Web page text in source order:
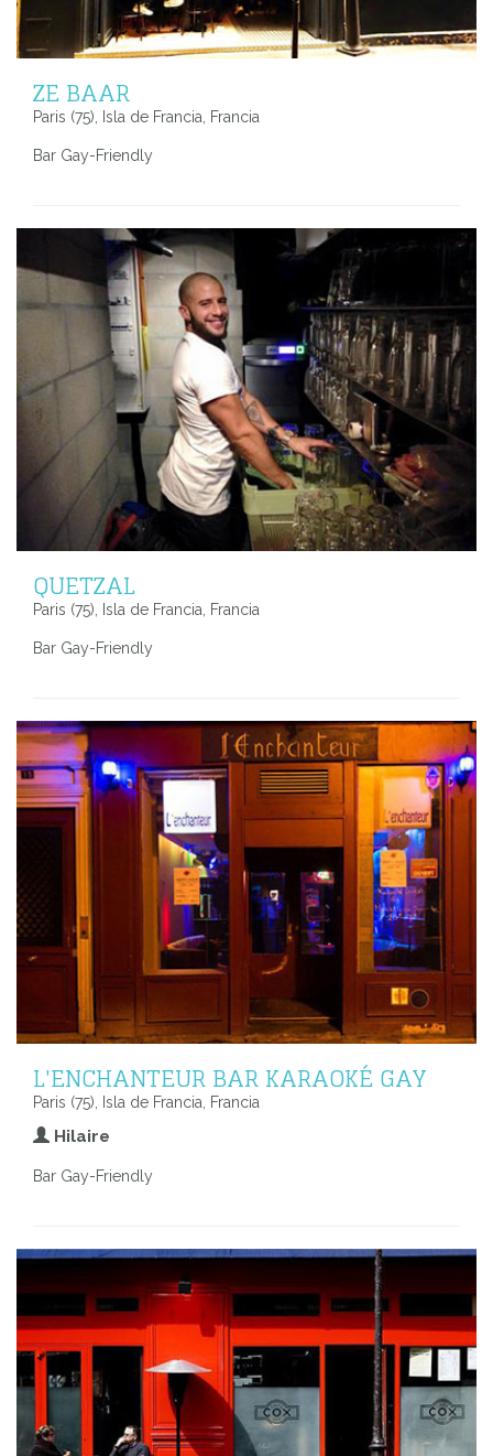
ZE BAAR
Paris (75), Isla de Francia, Francia
Bar Gay-Friendly
QUETZAL
Paris (75), Isla de Francia, Francia
Bar Gay-Friendly
L'ENCHANTEUR BAR KARAOKÉ GAY
Paris (75), Isla de Francia, Francia
Hilaire
Bar Gay-Friendly